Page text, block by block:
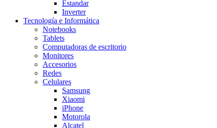
Estandar
Inverter
Tecnología e Informática
Notebooks
Tablets
Computadoras de escritorio
Monitores
Accesorios
Redes
Celulares
Samsung
Xiaomi
iPhone
Motorola
Alcatel